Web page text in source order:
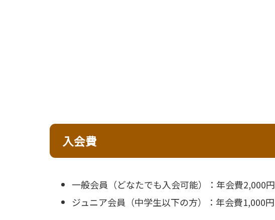
入会費
一般会員（どなたでも入会可能）：年会費2,000円
ジュニア会員（中学生以下の方）：年会費1,000円